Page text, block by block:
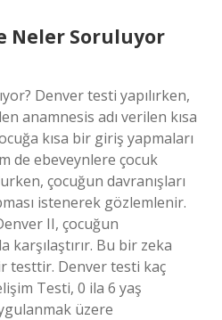
Neler Soruluyor
Denver testi yapılırken,
anamnesis adı verilen kısa
kısa bir giriş yapmaları
de ebeveynlere çocuk
çocuğun davranışları
istenerek gözlemlenir.
II, çocuğun
karşılaştırır. Bu bir zeka
testtir. Denver testi kaç
Testi, 0 ila 6 yaş
üzere